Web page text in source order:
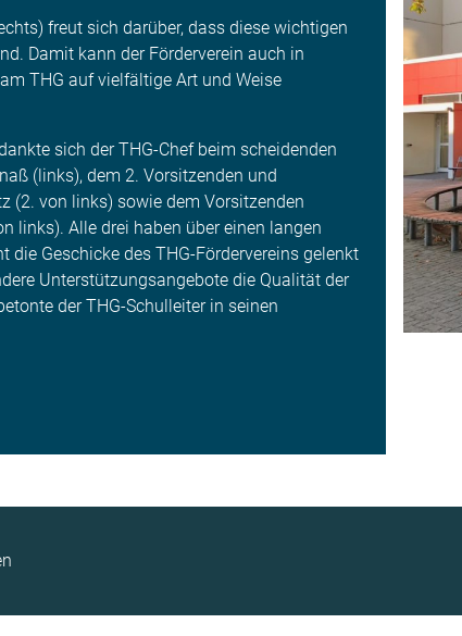
freut sich darüber, dass diese wichtigen
Damit kann der Förderverein auch in
THG auf vielfältige Art und Weise
sich der THG-Chef beim scheidenden
(links), dem 2. Vorsitzenden und
(2. von links) sowie dem Vorsitzenden
links). Alle drei haben über einen langen
Geschicke des THG-Fördervereins gelenkt
Unterstützungsangebote die Qualität der
der THG-Schulleiter in seinen